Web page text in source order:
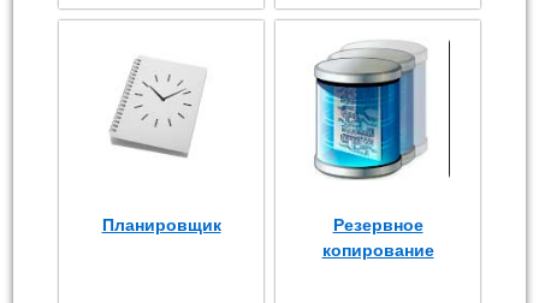
Планировщик
Резервное
копирование